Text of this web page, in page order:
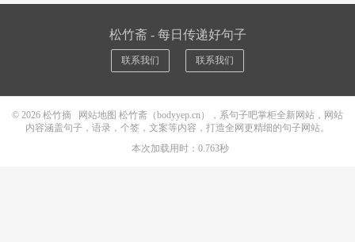
松竹斋 - 每日传递好句子
联系我们 联系我们
© 2026 松竹摘 网站地图 松竹斋（bodyyep.cn），系句子吧掌柜全新网站，网站
内容涵盖句子，语录，个签，文案等内容，打造全网更精细的句子网站。
本次加载用时：0.763秒